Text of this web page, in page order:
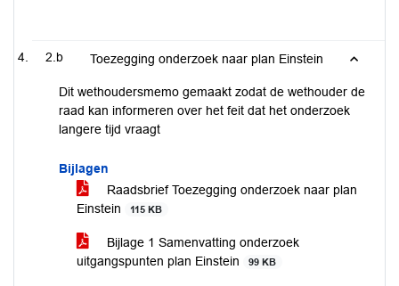
2.b Toezegging onderzoek naar plan Einstein
Dit wethoudersmemo gemaakt zodat de wethouder de
raad kan informeren over het feit dat het onderzoek
langere tijd vraagt
Bijlagen
Raadsbrief Toezegging onderzoek naar plan
Einstein
115 KB
Bijlage 1 Samenvatting onderzoek
uitgangspunten plan Einstein
99 KB